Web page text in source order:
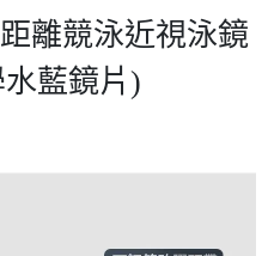
離競泳近視泳鏡
藍鏡片)